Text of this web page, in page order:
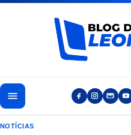
Pular para o conteúdo
NOTÍCIAS